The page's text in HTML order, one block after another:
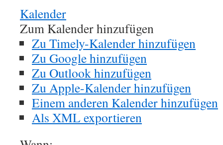
Kalender
Zum Kalender hinzufügen
Zu Timely-Kalender hinzufügen
Zu Google hinzufügen
Zu Outlook hinzufügen
Zu Apple-Kalender hinzufügen
Einem anderen Kalender hinzufügen
Als XML exportieren